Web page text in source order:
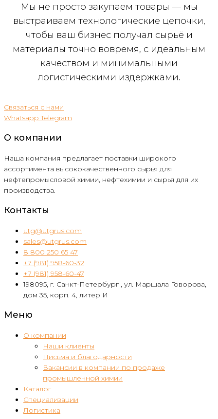
Мы не просто закупаем товары — мы
выстраиваем технологические цепочки,
чтобы ваш бизнес получал сырьё и
материалы точно вовремя, с идеальным
качеством и минимальными
логистическими издержками.
Связаться с нами
Whatsapp Telegram
О компании
Наша компания предлагает поставки широкого
ассортимента высококачественного сырья для
нефтепромысловой химии, нефтехимии и сырья для их
производства.
Контакты
utg@utgrus.com
sales@utgrus.com
8 800 250 65 47
+7 (981) 958-60-32
+7 (981) 958-60-47
198095, г. Санкт-Петербург , ул. Маршала Говорова,
дом 35, корп. 4, литер И
Меню
О компании
Наши клиенты
Письма и благодарности
Вакансии в компании по продаже
промышленной химии
Каталог
Специализации
Логистика